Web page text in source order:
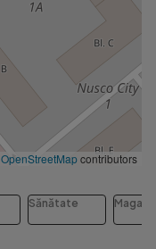
OpenStreetMapcontributors
Sănătate